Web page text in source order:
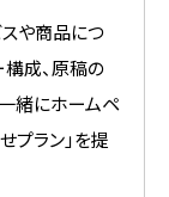
や商品につ
構成、原稿の
緒にホームペ
プラン」を提